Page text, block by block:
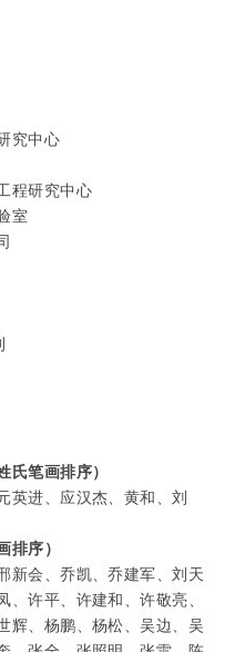
究中心
程研究中心
室
氏笔画排序）
英进、应汉杰、黄和、刘
排序）
新会、乔凯、乔建军、刘天
、许平、许建和、许敬亮、
辉、杨鹏、杨松、吴边、吴